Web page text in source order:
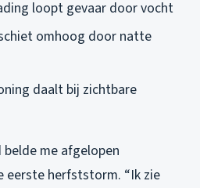
loopt gevaar door vocht
omhoog door natte
daalt bij zichtbare
me afgelopen
eerste herfststorm. “Ik zie